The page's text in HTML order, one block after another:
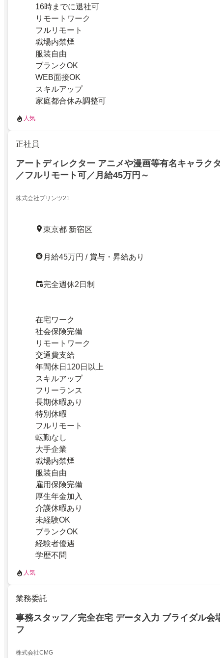
16時までに退社可
リモートワーク
フルリモート
職場内禁煙
服装自由
ブランクOK
WEB面接OK
スキルアップ
家庭都合休み調整可
人気
正社員
アートディレクター アニメや漫画等有名キャラク
／フルリモート可／月給45万円～
株式会社プリンツ21
東京都 新宿区
月給45万円 / 賞与・昇給あり
完全週休2日制
在宅ワーク
社会保険完備
リモートワーク
交通費支給
年間休日120日以上
スキルアップ
フリーランス
長期休暇あり
特別休暇
フルリモート
転勤なし
大手企業
職場内禁煙
服装自由
雇用保険完備
厚生年金加入
介護休暇あり
未経験OK
ブランクOK
経験者優遇
学歴不問
人気
業務委託
事務スタッフ／完全在宅 データ入力 ブライダル会
フ
株式会社CMG